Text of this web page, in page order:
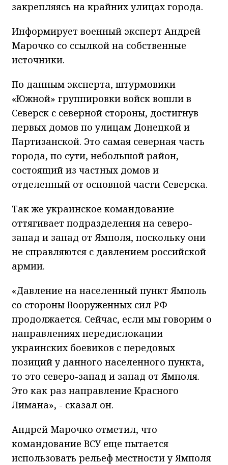
закрепляясь на крайних улицах города.
Информирует военный эксперт Андрей
Марочко со ссылкой на собственные
источники.
По данным эксперта, штурмовики
«Южной» группировки войск вошли в
Северск с северной стороны, достигнув
первых домов по улицам Донецкой и
Партизанской. Это самая северная часть
города, по сути, небольшой район,
состоящий из частных домов и
отделенный от основной части Северска.
Так же украинское командование
оттягивает подразделения на северо-
запад и запад от Ямполя, поскольку они
не справляются с давлением российской
армии.
«Давление на населенный пункт Ямполь
со стороны Вооруженных сил РФ
продолжается. Сейчас, если мы говорим о
направлениях передислокации
украинских боевиков с передовых
позиций у данного населенного пункта,
то это северо-запад и запад от Ямполя.
Это как раз направление Красного
Лимана», - сказал он.
Андрей Марочко отметил, что
командование ВСУ еще пытается
использовать рельеф местности у Ямполя